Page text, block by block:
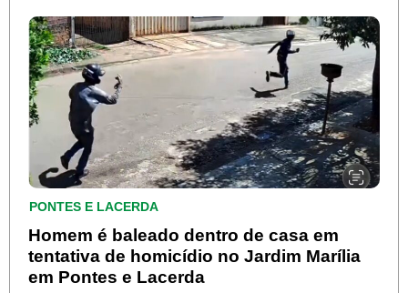
PONTES E LACERDA
Homem é baleado dentro de casa em
tentativa de homicídio no Jardim Marília
em Pontes e Lacerda